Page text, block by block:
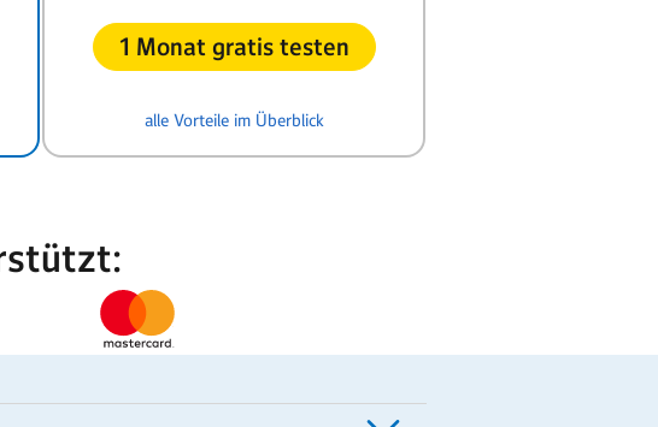
1 Monat gratis testen
alle Vorteile im Überblick